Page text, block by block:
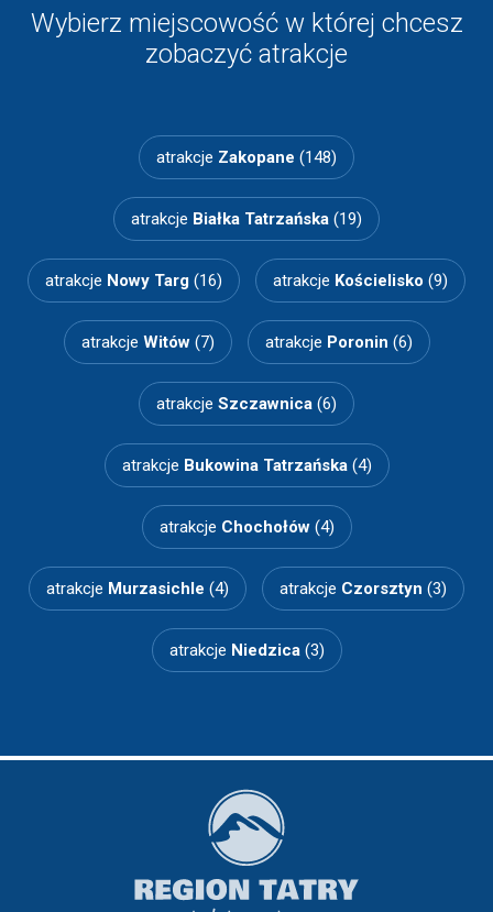
Wybierz miejscowość w której chcesz
zobaczyć atrakcje
atrakcje Zakopane (148)
atrakcje Białka Tatrzańska (19)
atrakcje Nowy Targ (16) atrakcje Kościelisko (9)
atrakcje Witów(7) atrakcje Poronin (6)
atrakcje Szczawnica (6)
atrakcje Bukowina Tatrzańska(4)
atrakcje Chochołów(4)
atrakcje Murzasichle (4) atrakcje Czorsztyn (3)
atrakcje Niedzica(3)